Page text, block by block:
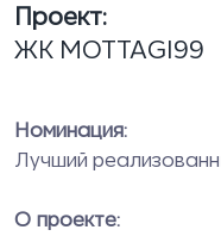
Проект:
ЖК MOTTAGI99
Номинация:
Лучший
О проекте: